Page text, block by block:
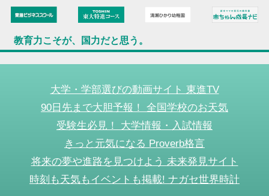
教育力こそが、国力だと思う。
大学・学部選びの動画サイト 東進TV
90日先まで大胆予報！ 全国学校のお天気
受験生必見！ 大学情報・入試情報
きっと元気になる Proverb格言
将来の夢や進路を見つけよう 未来発見サイト
時刻も天気もイベントも掲載! ナガセ世界時計